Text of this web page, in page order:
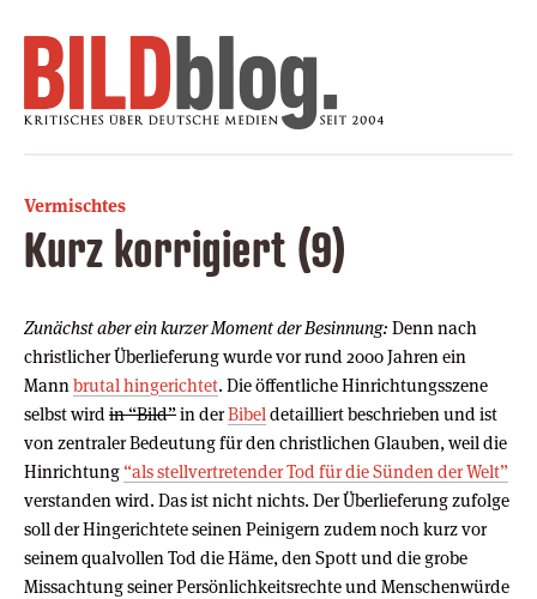
Vermischtes
Kurz korrigiert (9)
Zunächst aber ein kurzer Moment der Besinnung: Denn nach
christlicher Überlieferung wurde vor rund 2000 Jahren ein
Mann brutal hingerichtet. Die öffentliche Hinrichtungsszene
selbst wird in “Bild”in derBibel detailliert beschrieben und ist
von zentraler Bedeutung für den christlichen Glauben, weil die
Hinrichtung “als stellvertretender Tod für die Sünden der Welt”
verstanden wird. Das ist nicht nichts. Der Überlieferung zufolge
soll der Hingerichtete seinen Peinigern zudem noch kurz vor
seinem qualvollen Tod die Häme, den Spott und die grobe
Missachtung seiner Persönlichkeitsrechte und Menschenwürde